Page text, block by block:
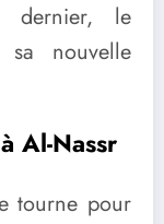
dernier, le
sa nouvelle
Al-Nassr
tourne pour